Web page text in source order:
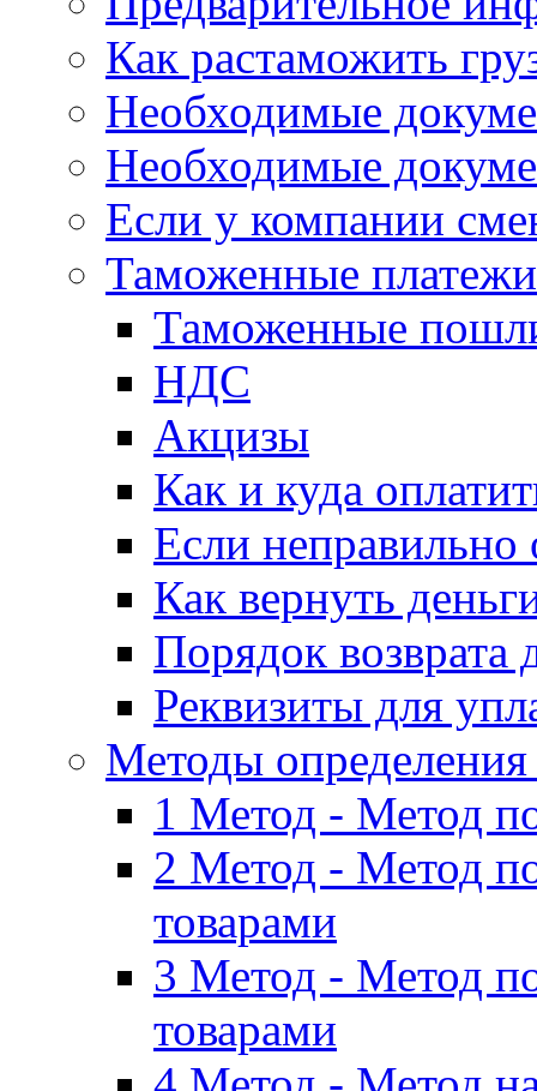
Как растаможить
Необходимые
Необходимые
Если у компании
Таможенные платежи
Таможенные
НДС
Акцизы
Как и куда
Если неправильно
Как вернуть
Порядок возврата
Реквизиты для
Методы
1 Метод - Метод
2 Метод - Метод
товарами
3 Метод - Метод
товарами